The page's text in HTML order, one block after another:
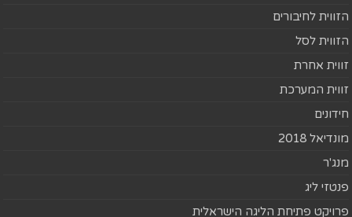
הזווית לחיבורים
הזווית לסל
זווית אחרת
זווית המערכת
חידונים
מונדיאל 2018
מנג'ר
פנטזי ליג
פרויקט פתיחת הליגה הישראלית